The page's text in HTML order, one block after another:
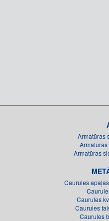
Armatūras
Armatūras
Caurules
Caurules
Caurules
Caurules